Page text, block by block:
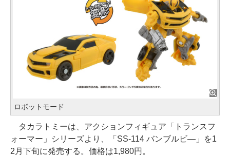
ロボットモード
タカラトミーは、アクションフィギュア「トランスフ
ォーマー」シリーズより、「SS-114 バンブルビ―」を1
2月下旬に発売する。価格は1,980円。